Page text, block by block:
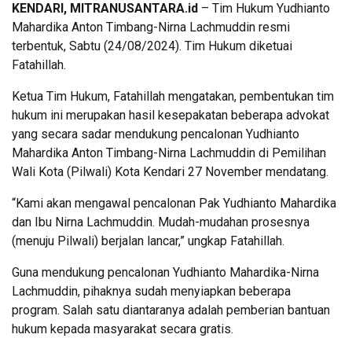
KENDARI, MITRANUSANTARA.id – Tim Hukum Yudhianto
Mahardika Anton Timbang-Nirna Lachmuddin resmi
terbentuk, Sabtu (24/08/2024). Tim Hukum diketuai
Fatahillah.
Ketua Tim Hukum, Fatahillah mengatakan, pembentukan tim
hukum ini merupakan hasil kesepakatan beberapa advokat
yang secara sadar mendukung pencalonan Yudhianto
Mahardika Anton Timbang-Nirna Lachmuddin di Pemilihan
Wali Kota (Pilwali) Kota Kendari 27 November mendatang.
“Kami akan mengawal pencalonan Pak Yudhianto Mahardika
dan Ibu Nirna Lachmuddin. Mudah-mudahan prosesnya
(menuju Pilwali) berjalan lancar,” ungkap Fatahillah.
Guna mendukung pencalonan Yudhianto Mahardika-Nirna
Lachmuddin, pihaknya sudah menyiapkan beberapa
program. Salah satu diantaranya adalah pemberian bantuan
hukum kepada masyarakat secara gratis.